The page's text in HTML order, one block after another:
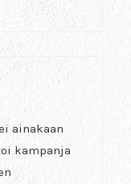
ainakaan
kampanja